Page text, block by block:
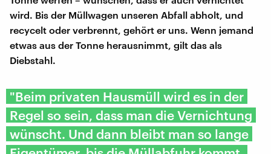
wird. Bis der Müllwagen unseren Abfall abholt, und
recycelt oder verbrennt, gehört er uns. Wenn jemand
etwas aus der Tonne herausnimmt, gilt das als
Diebstahl.
"Beim privaten Hausmüll wird es in der
Regel so sein, dass man die Vernichtung
wünscht. Und dann bleibt man so lange